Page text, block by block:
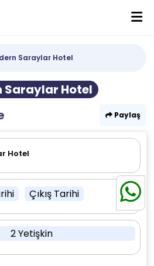
Saraylar Hotel
Saraylar Hotel
Paylaş
Çıkış Tarihi
2 Yetişkin